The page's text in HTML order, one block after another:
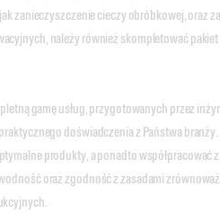
zanieczyszczenie cieczy obróbkowej, oraz
należy również skompletować
gamę usług, przygotowanych przez
doświadczenia z Państwa
produkty, a ponadto współpracować
oraz zgodność z zasadami